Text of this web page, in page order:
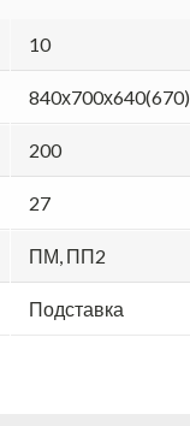
10
840х700х640(670)
200
27
ПМ, ПП2
Подставка